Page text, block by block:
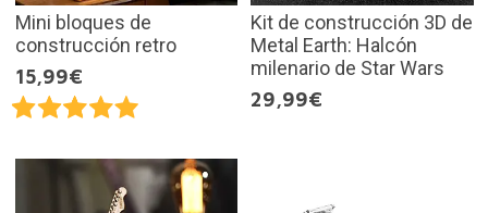
Mini bloques de
construcción retro
15,99€
Kit de construcción 3D de
Metal Earth: Halcón
milenario de Star Wars
29,99€